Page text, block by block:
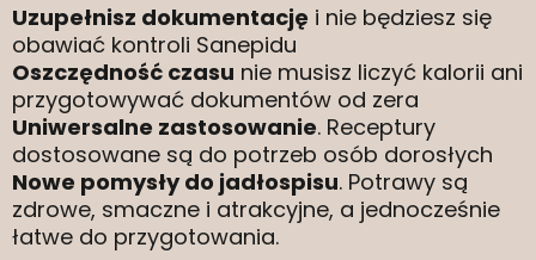
Uzupełnisz dokumentację i nie będziesz się
obawiać kontroli Sanepidu
Oszczędność czasu nie musisz liczyć kalorii ani
przygotowywać dokumentów od zera
Uniwersalne zastosowanie. Receptury
dostosowane są do potrzeb osób dorosłych
Nowe pomysły do jadłospisu. Potrawy są
zdrowe, smaczne i atrakcyjne, a jednocześnie
łatwe do przygotowania.